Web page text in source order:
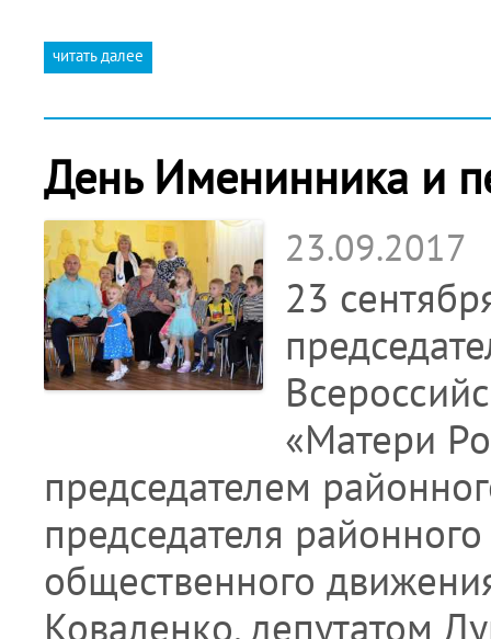
читать далее
День Именинника и
23.09.2017
23
«Матери
председателем
председателя
общественного
Коваленко, депутатом